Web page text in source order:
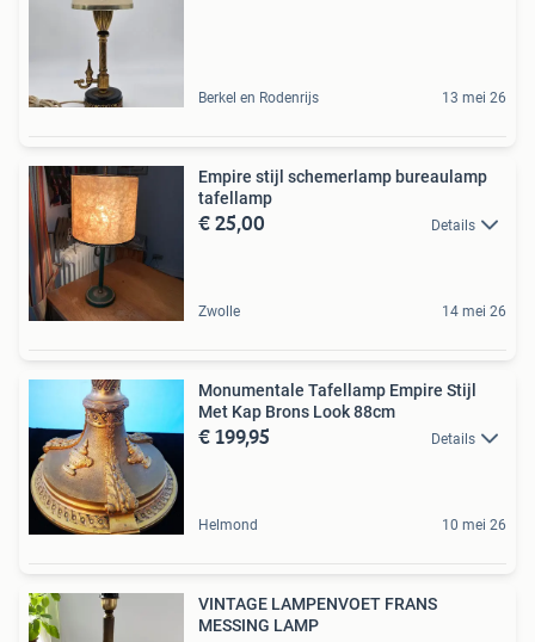
Berkel en Rodenrijs 13 mei 26
Empire stijl schemerlamp bureaulamp
tafellamp
€ 25,00 Details
Zwolle 14 mei 26
Monumentale Tafellamp Empire Stijl
Met Kap Brons Look 88cm
€ 199,95 Details
Helmond 10 mei 26
VINTAGE LAMPENVOET FRANS
MESSING LAMP